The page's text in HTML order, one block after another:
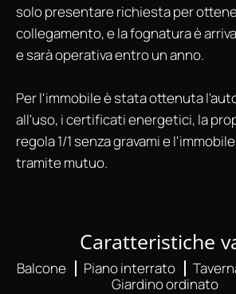
solo presentare richiesta per
collegamento, e la fognatura è
e sarà operativa entro un anno.
Per l'immobile è stata ottenuta
all'uso, i certificati energetici, la
regola 1/1 senza gravami e
tramite mutuo.
Caratteristiche
Balcone Piano interrato
Giardino ordinato